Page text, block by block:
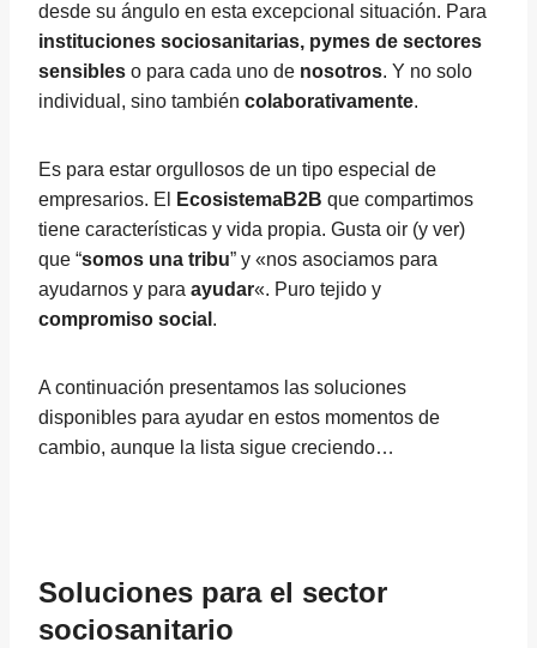
desde su ángulo en esta excepcional situación. Para
instituciones sociosanitarias, pymes de sectores
sensibles o para cada uno de nosotros. Y no solo
individual, sino también colaborativamente.
Es para estar orgullosos de un tipo especial de
empresarios. El
EcosistemaB2B que compartimos
tiene características y vida propia. Gusta oir (y ver)
que “somos una tribu” y «nos asociamos para
ayudarnos y para ayudar«. Puro tejido y
compromiso social .
A continuación presentamos las soluciones
disponibles para ayudar en estos momentos de
cambio, aunque la lista sigue creciendo…
Soluciones para el sector
sociosanitario